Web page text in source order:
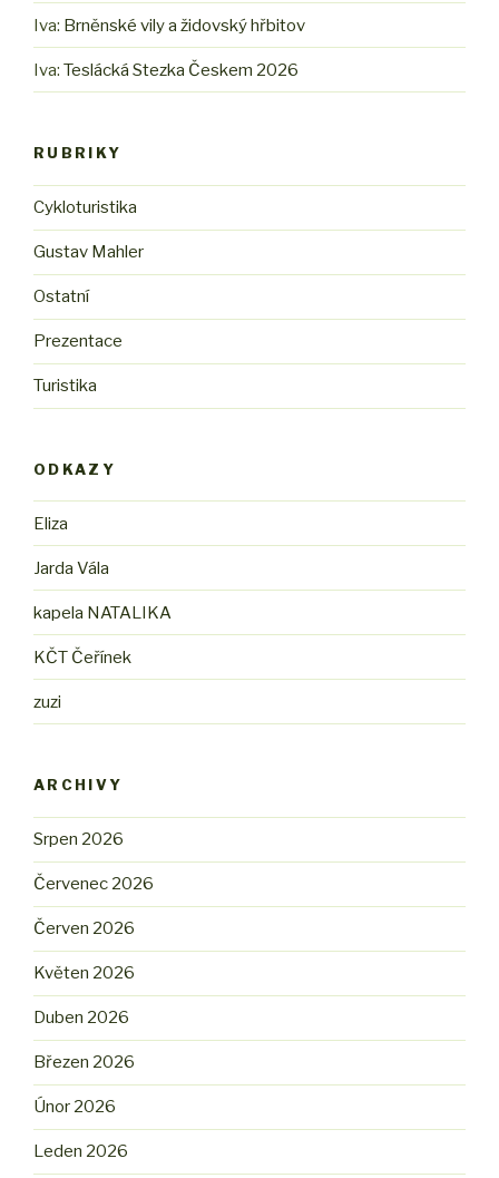
Iva: Brněnské vily a židovský hřbitov
Iva: Teslácká Stezka Českem 2026
RUBRIKY
Cykloturistika
Gustav Mahler
Ostatní
Prezentace
Turistika
ODKAZY
Eliza
Jarda Vála
kapela NATALIKA
KČT Čeřínek
zuzi
ARCHIVY
Srpen 2026
Červenec 2026
Červen 2026
Květen 2026
Duben 2026
Březen 2026
Únor 2026
Leden 2026